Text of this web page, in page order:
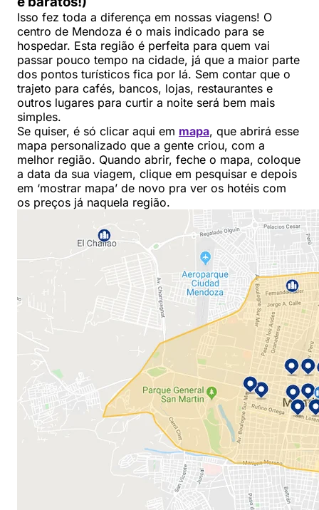
Isso fez toda a diferença em nossas viagens! O
centro de Mendoza é o mais indicado para se
hospedar. Esta região é perfeita para quem vai
passar pouco tempo na cidade, já que a maior parte
dos pontos turísticos fica por lá. Sem contar que o
trajeto para cafés, bancos, lojas, restaurantes e
outros lugares para curtir a noite será bem mais
simples.
Se quiser, é só clicar aqui em mapa, que abrirá esse
mapa personalizado que a gente criou, com a
melhor região. Quando abrir, feche o mapa, coloque
a data da sua viagem, clique em pesquisar e depois
em ‘mostrar mapa’ de novo pra ver os hotéis com
os preços já naquela região.